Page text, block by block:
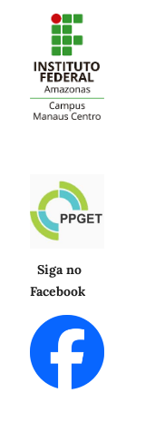
Siga no
Facebook